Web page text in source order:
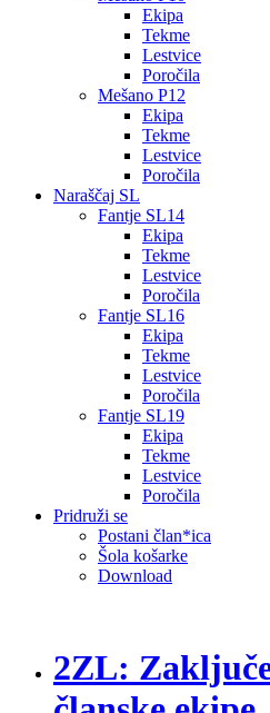
Ekipa
Tekme
Lestvice
Poročila
Mešano P12
Ekipa
Tekme
Lestvice
Poročila
Naraščaj SL
Fantje SL14
Ekipa
Tekme
Lestvice
Poročila
Fantje SL16
Ekipa
Tekme
Lestvice
Poročila
Fantje SL19
Ekipa
Tekme
Lestvice
Poročila
Pridruži se
Postani član*ica
Šola košarke
Download
2ZL: